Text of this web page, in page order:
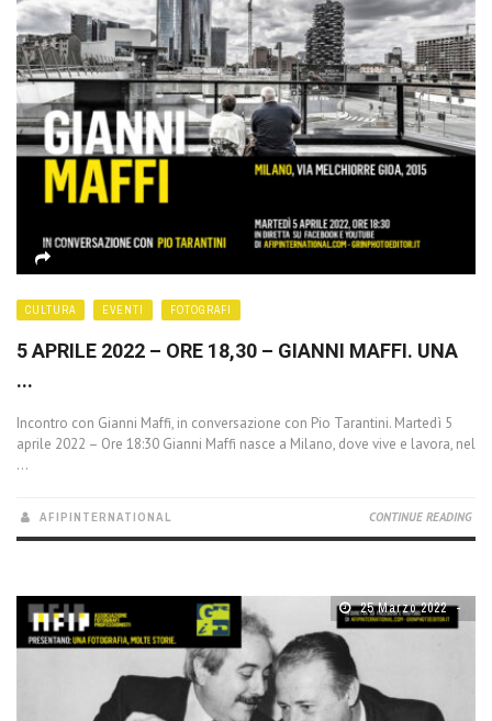
CULTURA EVENTI FOTOGRAFI
5 APRILE 2022 – ORE 18,30 – GIANNI MAFFI. UNA
...
Incontro con Gianni Maffi, in conversazione con Pio Tarantini. Martedì 5
aprile 2022 – Ore 18:30 Gianni Maffi nasce a Milano, dove vive e lavora, nel
...
AFIPINTERNATIONAL CONTINUE READING
25 Marzo 2022